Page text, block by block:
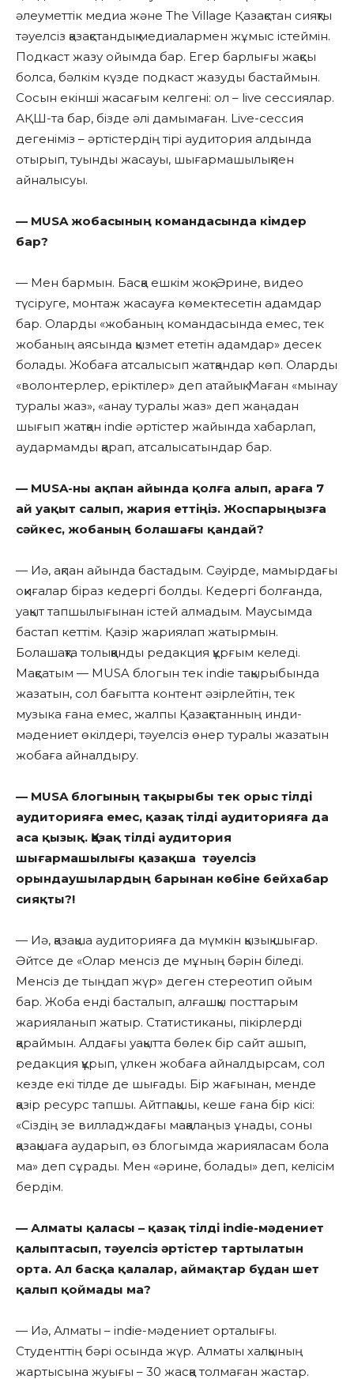
әлеуметтік медиа және The Village Қазақстан сияқты
тәуелсіз қазақстандық медиалармен жұмыс істеймін.
Подкаст жазу ойымда бар. Егер барлығы жақсы
болса, бәлкім күзде подкаст жазуды бастаймын.
Сосын екінші жасағым келгені: ол – live сессиялар.
АҚШ-та бар, бізде әлі дамымаған. Live-сессия
дегеніміз – әртістердің тірі аудитория алдында
отырып, туынды жасауы, шығармашылықпен
айналысуы.
— MUSA жобасының командасында кімдер
бар?
— Мен бармын. Басқа ешкім жоқ. Әрине, видео
түсіруге, монтаж жасауға көмектесетін адамдар
бар. Оларды «жобаның командасында емес, тек
жобаның аясында қызмет ететін адамдар» десек
болады. Жобаға атсалысып жатқандар көп. Оларды
«волонтерлер, еріктілер» деп атайық. Маған «мынау
туралы жаз», «анау туралы жаз» деп жаңадан
шығып жатқан indie әртістер жайында хабарлап,
аудармамды қарап, атсалысатындар бар.
— MUSA-ны ақпан айында қолға алып, араға 7
ай уақыт салып, жария еттіңіз. Жоспарыңызға
сәйкес, жобаның болашағы қандай?
— Иә, ақпан айында бастадым. Сәуірде, мамырдағы
оқиғалар біраз кедергі болды. Кедергі болғанда,
уақыт тапшылығынан істей алмадым. Маусымда
бастап кеттім. Қазір жариялап жатырмын.
Болашақта толыққанды редакция құрғым келеді.
Мақсатым — MUSA блогын тек indie тақырыбында
жазатын, сол бағытта контент әзірлейтін, тек
музыка ғана емес, жалпы Қазақстанның инди-
мәдениет өкілдері, тәуелсіз өнер туралы жазатын
жобаға айналдыру.
— MUSA блогының тақырыбы тек орыс тілді
аудиторияға емес, қазақ тілді аудиторияға да
аса қызық. Қазақ тілді аудитория
шығармашылығы қазақша тәуелсіз
орындаушылардың барынан көбіне бейхабар
сияқты?!
— Иә, қазақша аудиторияға да мүмкін қызық шығар.
Әйтсе де «Олар менсіз де мұның бәрін біледі.
Менсіз де тыңдап жүр» деген стереотип ойым
бар. Жоба енді басталып, алғашқы посттарым
жарияланып жатыр. Статистиканы, пікірлерді
қараймын. Алдағы уақытта бөлек бір сайт ашып,
редакция құрып, үлкен жобаға айналдырсам, сол
кезде екі тілде де шығады. Бір жағынан, менде
қазір ресурс тапшы. Айтпақшы, кеше ғана бір кісі:
«Сіздің зе вилладждағы мақалаңыз ұнады, соны
қазақшаға аударып, өз блогымда жарияласам бола
ма» деп сұрады. Мен «әрине, болады» деп, келісім
бердім.
— Алматы қаласы – қазақ тілді indie-мәдениет
қалыптасып, тәуелсіз әртістер тартылатын
орта. Ал басқа қалалар, аймақтар бұдан шет
қалып қоймады ма?
— Иә, Алматы – indie-мәдениет орталығы.
Cтуденттің бәрі осында жүр. Алматы халқының
жартысына жуығы – 30 жасқа толмаған жастар.